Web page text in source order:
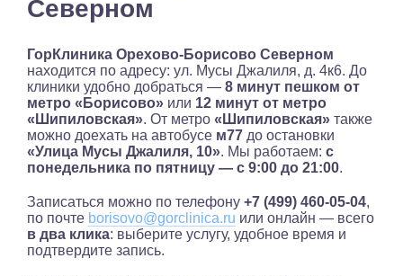
Северном
ГорКлиника Орехово-Борисово Северном
находится по адресу: ул. Мусы Джалиля, д. 4к6. До
клиники удобно добраться — 8 минут пешком от
метро «Борисово» или 12 минут от метро
«Шипиловская». От метро «Шипиловская» также
можно доехать на автобусе м77 до остановки
«Улица Мусы Джалиля, 10». Мы работаем: с
понедельника по пятницу — с 9:00 до 21:00.
Записаться можно по телефону +7 (499) 460-05-04,
по почте borisovo@gorclinica.ru или онлайн — всего
в два клика: выберите услугу, удобное время и
подтвердите запись.